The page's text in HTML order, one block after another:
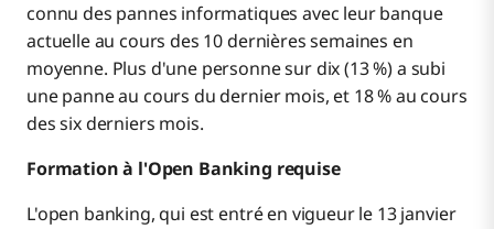
connu des pannes informatiques avec leur banque
actuelle au cours des 10 dernières semaines en
moyenne. Plus d'une personne sur dix (13 %) a subi
une panne au cours du dernier mois, et 18 % au cours
des six derniers mois.
Formation à l'Open Banking requise
L'open banking, qui est entré en vigueur le 13 janvier